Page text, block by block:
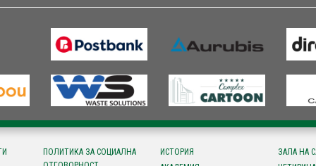
ПОЛИТИКА ЗА СОЦИАЛНА
ИСТОРИЯ
ЗАЛА НА